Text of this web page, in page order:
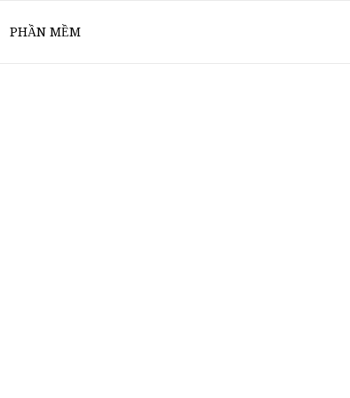
PHẦN MỀM